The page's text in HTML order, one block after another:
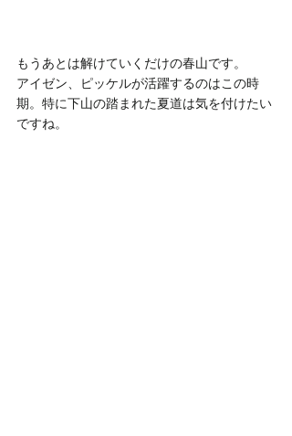
もうあとは解けていくだけの春山です。
アイゼン、ピッケルが活躍するのはこの時
期。特に下山の踏まれた夏道は気を付けたい
ですね。